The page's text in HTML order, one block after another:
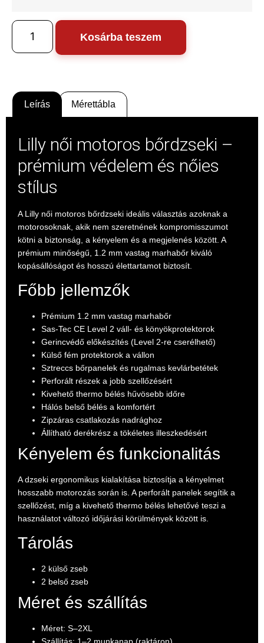
Kosárba teszem
Leírás Mérettábla
Lilly női motoros bőrdzseki –
prémium védelem és nőies
stílus
A Lilly női motoros bőrdzseki ideális választás azoknak a
motorosoknak, akik nem szeretnének kompromisszumot
kötni a biztonság, a kényelem és a megjelenés között. A
prémium minőségű, 1.2 mm vastag marhabőr kiváló
kopásállóságot és hosszú élettartamot biztosít.
Főbb jellemzők
Prémium 1.2 mm vastag marhabőr
Sas-Tec CE Level 2 váll- és könyökprotektorok
Gerincvédő előkészítés (Level 2-re cserélhető)
Külső fém protektorok a vállon
Sztreccs bőrpanelek és rugalmas kevlárbetétek
Perforált részek a jobb szellőzésért
Kivehető thermo bélés hűvösebb időre
Hálós belső bélés a komfortért
Zipzáras csatlakozás nadrághoz
Állítható derékrész a tökéletes illeszkedésért
Kényelem és funkcionalitás
A dzseki ergonomikus kialakítása biztosítja a kényelmet
hosszabb motorozás során is. A perforált panelek segítik a
szellőzést, míg a kivehető thermo bélés lehetővé teszi a
használatot változó időjárási körülmények között is.
Tárolás
2 külső zseb
2 belső zseb
Méret és szállítás
Méret: S–2XL